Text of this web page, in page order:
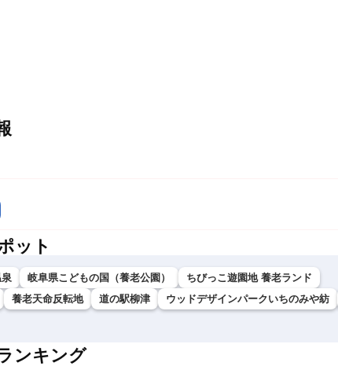
ット
岐阜県こどもの国（養老公園）
ちびっこ遊園地 養老ランド
養老天命反転地 道の駅柳津 ウッドデザインパークいちのみや紡
ンキング